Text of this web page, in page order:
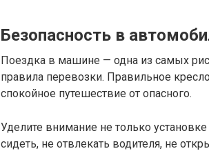
Безопасность в
Поездка в машине — одна из самых
правила перевозки. Правильное
спокойное путешествие от опасного.
Уделите внимание не только
сидеть, не отвлекать водителя, не